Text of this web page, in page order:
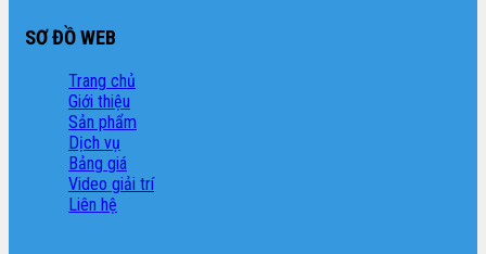
SƠ ĐỒ WEB
Trang chủ
Giới thiệu
Sản phẩm
Dịch vụ
Bảng giá
Video giải trí
Liên hệ